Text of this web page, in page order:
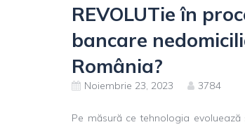
REVOLUTie în
bancare
România?
Noiembrie 23, 2023 3784
Pe măsură ce tehnologia